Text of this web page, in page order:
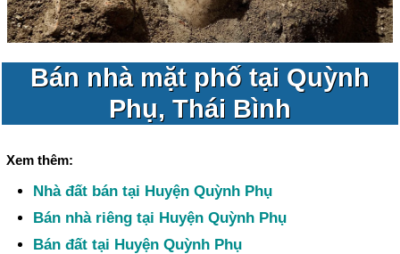
Bán nhà mặt phố tại Quỳnh
Phụ, Thái Bình
Xem thêm:
Nhà đất bán tại Huyện Quỳnh Phụ
Bán nhà riêng tại Huyện Quỳnh Phụ
Bán đất tại Huyện Quỳnh Phụ